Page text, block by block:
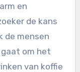
en
de kans
de mensen
om het
van koffie